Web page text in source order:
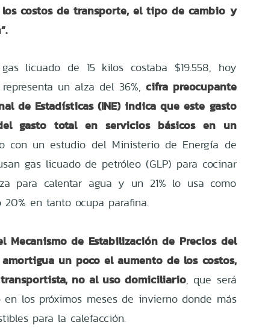
costos de transporte, el tipo de cambio y
licuado de 15 kilos costaba $19.558, hoy
un alza del 36%,cifra preocupante
de Estadísticas (INE) indica que este gasto
gasto total en servicios básicos en un
con un estudio del Ministerio de Energía de
gas licuado de petróleo (GLP) para cocinar
para calentar agua y un 21% lo usa como
en tanto ocupa parafina.
Mecanismo de Estabilización de Precios del
un poco el aumento de los costos,
no al uso domiciliario, que será
los próximos meses de invierno donde más
para la calefacción.